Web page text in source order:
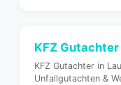
KFZ Gutachter
KFZ Gutachter in
Unfallgutachten &